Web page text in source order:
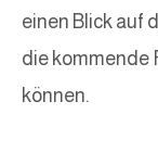
einen Blick auf
die kommende
können.